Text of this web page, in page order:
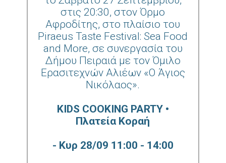
στις 20:30, στον Όρμο
Αφροδίτης, στο πλαίσιο του
Piraeus Taste Festival: Sea Food
and More, σε συνεργασία του
Δήμου Πειραιά με τον Όμιλο
Ερασιτεχνών Αλιέων «Ο Άγιος
Νικόλαος».
KIDS COOKING PARTY •
Πλατεία Κοραή
- Κυρ 28/09 11:00 - 14:00